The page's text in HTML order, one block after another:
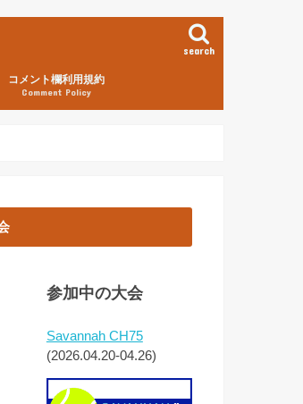
search
コメント欄利用規約
Comment Policy
参加中の大会
Savannah CH75
(2026.04.20-04.26)